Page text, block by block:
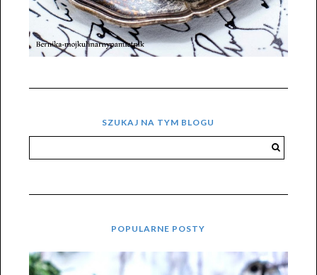
SZUKAJ NA TYM BLOGU
POPULARNE POSTY